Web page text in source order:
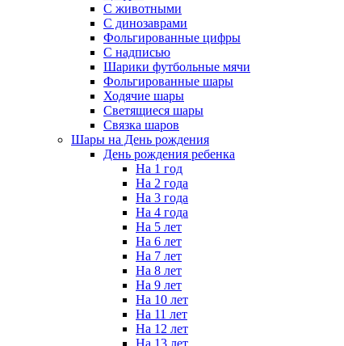
С животными
С динозаврами
Фольгированные цифры
С надписью
Шарики футбольные мячи
Фольгированные шары
Ходячие шары
Светящиеся шары
Связка шаров
Шары на День рождения
День рождения ребенка
На 1 год
На 2 года
На 3 года
На 4 года
На 5 лет
На 6 лет
На 7 лет
На 8 лет
На 9 лет
На 10 лет
На 11 лет
На 12 лет
На 13 лет